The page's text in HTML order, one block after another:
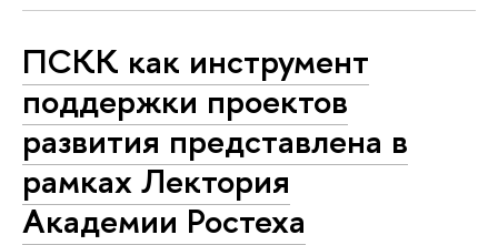
ПСКК как инструмент
поддержки проектов
развития представлена в
рамках Лектория
Академии Ростеха